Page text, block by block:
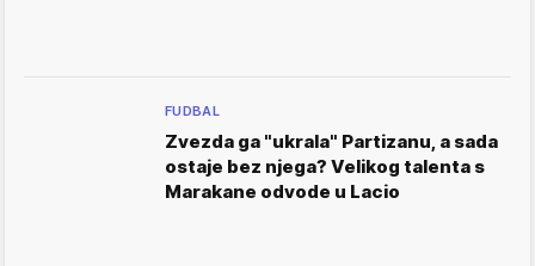
FUDBAL
Zvezda ga "ukrala" Partizanu, a sada
ostaje bez njega? Velikog talenta s
Marakane odvode u Lacio